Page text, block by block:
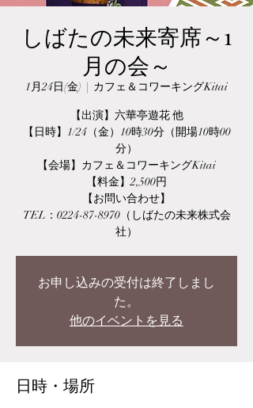
しばたの未来寄席～1
月の会～
1月24日(金)
  |
カフェ＆コワーキングKitai
【出演】六華亭遊花 他
【日時】1/24（金）10時30分（開場10時00
分）
【会場】カフェ＆コワーキングKitai
【料金】2,500円
【お問い合わせ】
TEL：0224-87-8970（しばたの未来株式会
社）
お申し込みの受付は終了しまし
た。
他のイベントを見る
日時・場所